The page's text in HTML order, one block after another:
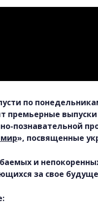
по
премьерные выпуски
познавательной
», посвященные
и
за свое